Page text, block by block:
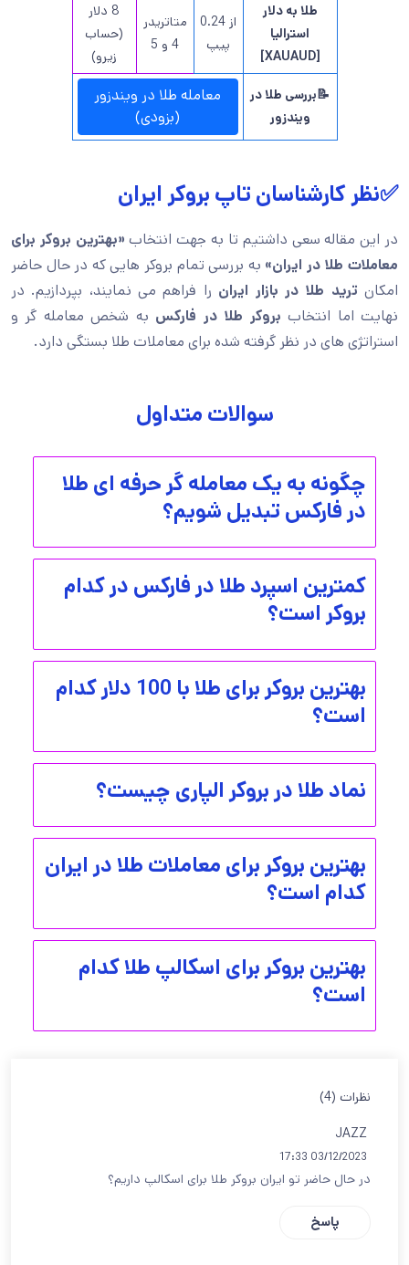
طلا به دلار
استرالیا
[XAUAUD]
از 0.24
پیپ
متاتریدر
4 و 5
8 دلار
(حساب
زیرو)
📝بررسی طلا در
ویندزور
معامله طلا در ویندزور
(بزودی)
✅نظر کارشناسان تاپ بروکر ایران
در این مقاله سعی داشتیم تا به جهت انتخاب «بهترین بروکر برای
معاملات طلا در ایران» به بررسی تمام بروکر هایی که در حال حاضر
امکان ترید طلا در بازار ایران را فراهم می نمایند، بپردازیم. در
نهایت اما انتخاب بروکر طلا در فارکس به شخص معامله گر و
استراتژی های در نظر گرفته شده برای معاملات طلا بستگی دارد.
سوالات متداول
چگونه به یک معامله گر حرفه ای طلا
در فارکس تبدیل شویم؟
کمترین اسپرد طلا در فارکس در کدام
بروکر است؟
بهترین بروکر برای طلا با 100 دلار کدام
است؟
نماد طلا در بروکر الپاری چیست؟
بهترین بروکر برای معاملات طلا در ایران
کدام است؟
بهترین بروکر برای اسکالپ طلا کدام
است؟
نظرات (4)
JAZZ
03/12/2023 17:33
در حال حاضر تو ایران بروکر طلا برای اسکالپ داریم؟
پاسخ